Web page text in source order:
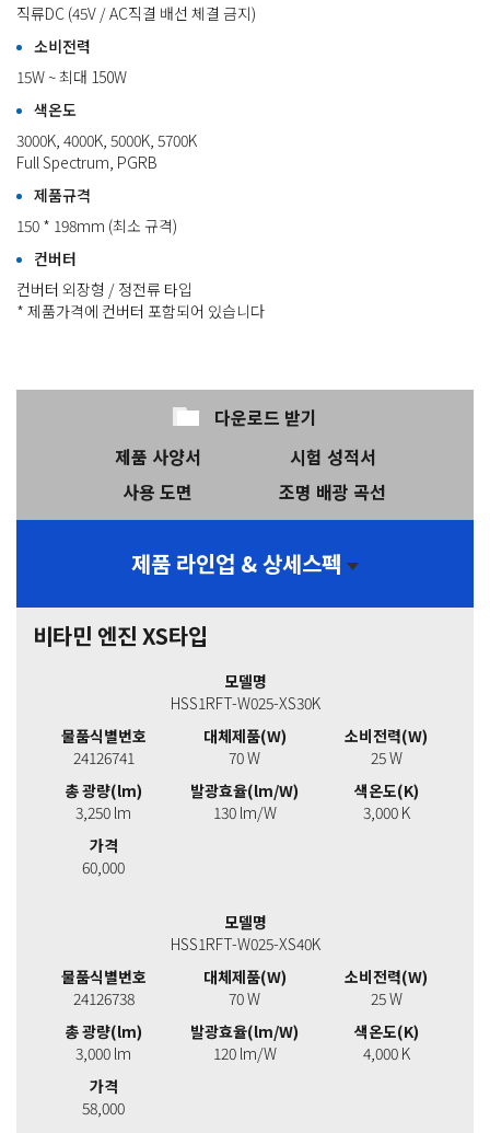
직류DC (45V / AC직결 배선 체결 금지)
소비전력
15W ~ 최대 150W
색온도
3000K, 4000K, 5000K, 5700K
Full Spectrum, PGRB
제품규격
150 * 198mm (최소 규격)
컨버터
컨버터 외장형 / 정전류 타입
* 제품가격에 컨버터 포함되어 있습니다
다운로드 받기
제품 사양서
시험 성적서
사용 도면
조명 배광 곡선
제품 라인업 & 상세스펙
비타민 엔진 XS타입
모델명
HSS1RFT-W025-XS30K
물품식별번호
24126741
대체제품(W)
70 W
소비전력(W)
25 W
총 광량(lm)
3,250 lm
발광효율(lm/W)
130 lm/W
색온도(K)
3,000 K
가격
60,000
모델명
HSS1RFT-W025-XS40K
물품식별번호
24126738
대체제품(W)
70 W
소비전력(W)
25 W
총 광량(lm)
3,000 lm
발광효율(lm/W)
120 lm/W
색온도(K)
4,000 K
가격
58,000